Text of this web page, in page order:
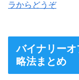
ラからどうぞ
バイナリー
略法まとめ